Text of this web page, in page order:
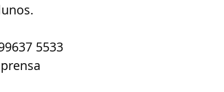
5533